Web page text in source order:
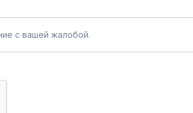
с вашей жалобой.